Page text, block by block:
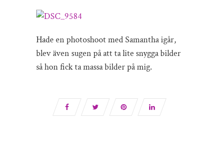
Hade en photoshoot med Samantha igår,
blev även sugen på att ta lite snygga bilder
så hon fick ta massa bilder på mig.